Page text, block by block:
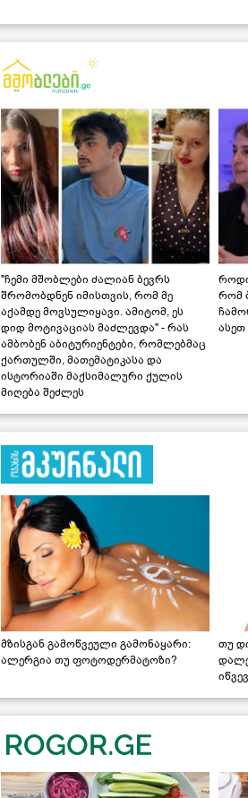
"ჩემი მშობლები ძალიან ბევრს
შრომობდნენ იმისთვის, რომ მე
აქამდე მოვსულიყავი. ამიტომ, ეს
დიდ მოტივაციას მაძლევდა" - რას
ამბობენ აბიტურიენტები, რომლებმაც
ქართულში, მათემატიკასა და
ისტორიაში მაქსიმალური ქულის
მიღება შეძლეს
რომ
მზისგან გამოწვეული გამონაყარი:
ალერგია თუ ფოტოდერმატოზი?
თუ